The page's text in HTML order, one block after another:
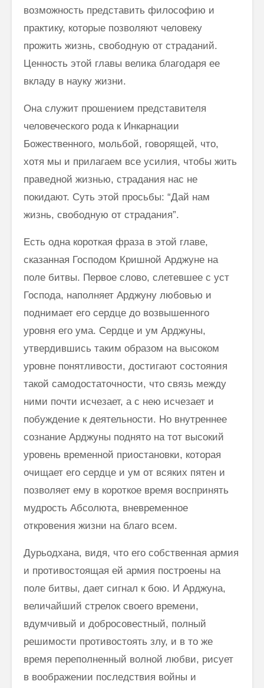
возможность представить философию и
практику, которые позволяют человеку
прожить жизнь, свободную от страданий.
Ценность этой главы велика благодаря ее
вкладу в науку жизни.
Она служит прошением представителя
человеческого рода к Инкар­нации
Божественного, мольбой, говорящей, что,
хотя мы и прилагаем все усилия, чтобы жить
праведной жизнью, страдания нас не
покидают. Суть этой просьбы: “Дай нам
жизнь, свободную от страдания”.
Есть одна короткая фраза в этой главе,
сказанная Господом Кришной Арджуне на
поле битвы. Первое слово, слетевшее с уст
Господа, напол­няет Арджуну любовью и
поднимает его сердце до возвышенного
уровня его ума. Сердце и ум Арджуны,
утвердившись таким образом на высоком
уровне понятливости, достигают состояния
такой самодостаточности, что связь между
ними почти исчезает, а с нею исчезает и
побуждение к деятельности. Но внутреннее
сознание Арджуны поднято на тот высокий
уровень временной приостановки, которая
очищает его сердце и ум от всяких пятен и
позволяет ему в короткое время воспринять
мудрость Абсолюта, вневременное
откровения жизни на благо всем.
Дурьодхана, видя, что его собственная армия
и противостоящая ей армия построены на
поле битвы, дает сигнал к бою. И Арджуна,
вели­чайший стрелок своего времени,
вдумчивый и добросовестный, полный
решимости противостоять злу, и в то же
время переполненный волной любви, рисует
в воображении последствия войны и